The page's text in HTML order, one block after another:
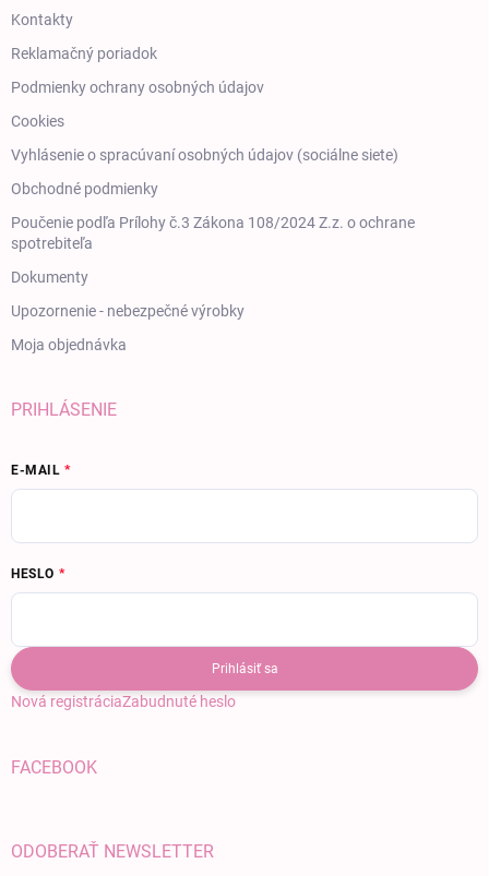
Kontakty
Reklamačný poriadok
Podmienky ochrany osobných údajov
Cookies
Vyhlásenie o spracúvaní osobných údajov (sociálne siete)
Obchodné podmienky
Poučenie podľa Prílohy č.3 Zákona 108/2024 Z.z. o ochrane
spotrebiteľa
Dokumenty
Upozornenie - nebezpečné výrobky
Moja objednávka
PRIHLÁSENIE
E-MAIL
HESLO
Prihlásiť sa
Nová registráciaZabudnuté heslo
FACEBOOK
ODOBERAŤ NEWSLETTER